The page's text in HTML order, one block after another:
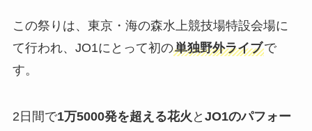
この祭りは、東京・海の森水上競技場特設会場に
て行われ、JO1にとって初の単独野外ライブで
す。
2日間で1万5000発を超える花火 と JO1のパフォー